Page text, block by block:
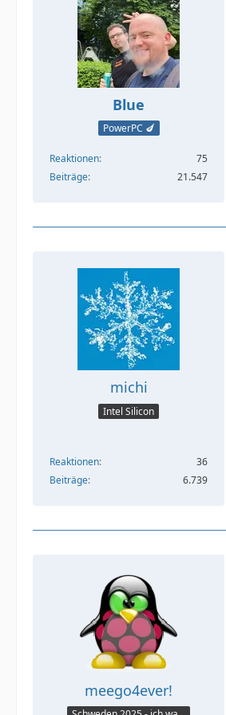
Blue
PowerPC 🍆
Reaktionen
75
Beiträge
21.547
michi
Intel Silicon
Reaktionen
36
Beiträge
6.739
meego4ever!